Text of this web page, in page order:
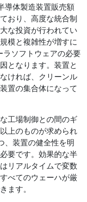
導体製造装置販売額
おり、高度な統合制
な投資が行われてい
模と複雑性が増すに
ラソフトウェアの必要
となります。装置と
ければ、クリーンル
置の集合体になって
工場制御との間のギ
上のものが求められ
、装置の健全性を明
要です。効果的な半
リアルタイムで変数
べてのウェーハが厳
ます。